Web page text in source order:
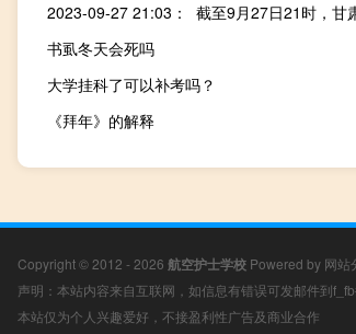
书虱冬天会死吗
大学挂科了可以补考吗？
《拜年》的解释
Copyright © 2012 - 2026 航空护士学校 Powered by 网站
声明：本站内容来自互联网，如信息有错误可发邮件到
本站仅为个人兴趣爱好，不接盈利性广告及商业合作